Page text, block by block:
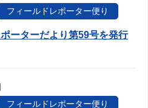
フィールドレポーター便り
ーターだより第59号を発行
フィールドレポーター便り